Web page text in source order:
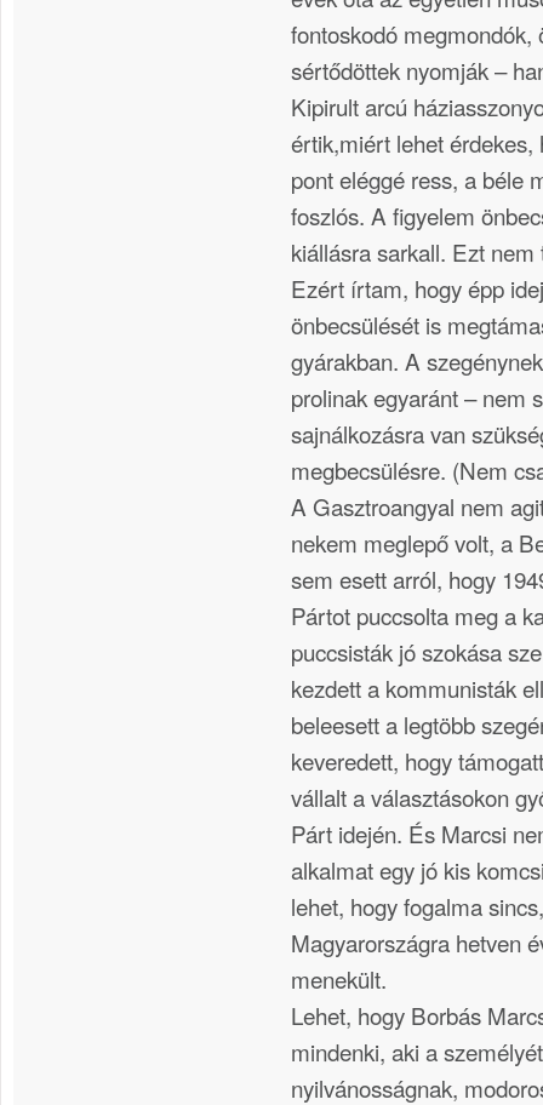
fontoskodó megmondók,
sértődöttek nyomják –
Kipirult arcú
értik,miért lehet érdekes,
pont eléggé ress, a béle
foszlós. A figyelem
kiállásra sarkall. Ezt nem
Ezért írtam, hogy épp
önbecsülését is
gyárakban. A
prolinak egyaránt – nem
sajnálkozásra van
megbecsülésre. (Nem
A Gasztroangyal nem
nekem meglepő volt, a
sem esett arról, hogy
Pártot puccsolta meg a
puccsisták jó szokása
kezdett a kommunisták
beleesett a legtöbb
keveredett, hogy
vállalt a választásokon
Párt idején. És Marcsi
alkalmat egy jó kis
lehet, hogy fogalma
Magyarországra hetven
menekült.
Lehet, hogy Borbás
mindenki, aki a
nyilvánosságnak,